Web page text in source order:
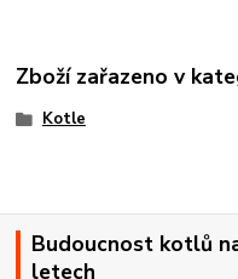
Zboží zařazeno v
Kotle
Budoucnost kotlů
letech